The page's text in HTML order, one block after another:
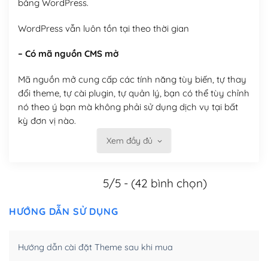
bằng WordPress.
WordPress vẫn luôn tồn tại theo thời gian
– Có mã nguồn CMS mở
Mã nguồn mở cung cấp các tính năng tùy biến, tự thay
đổi theme, tự cài plugin, tự quản lý, bạn có thể tùy chỉnh
nó theo ý bạn mà không phải sử dụng dịch vụ tại bất
kỳ đơn vị nào.
Việc của bạn là đăng ký một tên miền và hosting để
Có thể tùy biến trên website WordPress
– Thân thiện với công cụ tìm kiếm
WordPress bao gồm nhiều công cụ và plugin để tối ưu
Xem đầy đủ
5/5 - (42 bình chọn)
HƯỚNG DẪN SỬ DỤNG
Hướng dẫn cài đặt Theme sau khi mua